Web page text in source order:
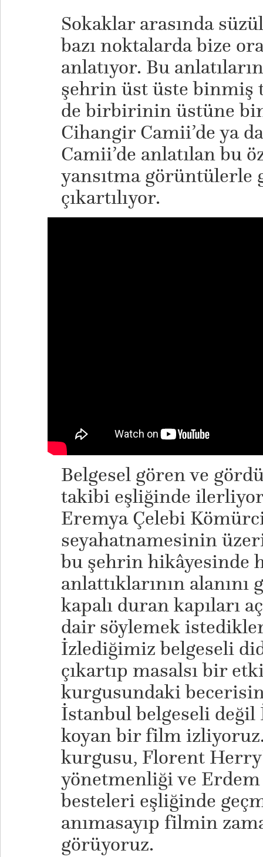
Sokaklar arasında
bazı noktalarda bize
anlatıyor. Bu
şehrin üst üste
de birbirinin üstüne
Cihangir Camii’de ya
Camii’de anlatılan bu
yansıtma görüntülerle
çıkartılıyor.
​Belgesel gören ve
takibi eşliğinde
Eremya Çelebi
seyahatnamesinin
bu şehrin hikâyesinde
anlattıklarının
kapalı duran kapıları
dair söylemek
İzlediğimiz belgeseli
çıkartıp masalsı bir
kurgusundaki
İstanbul belgeseli değil
koyan bir film
kurgusu, Florent
yönetmenliği ve
besteleri eşliğinde
anımasayıp filmin
görüyoruz.